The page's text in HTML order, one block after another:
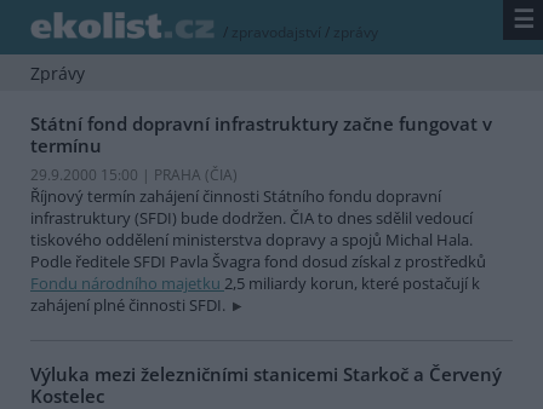
/ zpravodajství / zprávy ☰
Zprávy
Státní fond dopravní infrastruktury začne fungovat v
termínu
29.9.2000 15:00 | PRAHA (ČIA)
Říjnový termín zahájení činnosti Státního fondu dopravní
infrastruktury (SFDI) bude dodržen. ČIA to dnes sdělil vedoucí
tiskového oddělení ministerstva dopravy a spojů Michal Hala.
Podle ředitele SFDI Pavla Švagra fond dosud získal z prostředků
Fondu národního majetku 2,5 miliardy korun, které postačují k
zahájení plné činnosti SFDI.
Výluka mezi železničními stanicemi Starkoč a Červený
Kostelec